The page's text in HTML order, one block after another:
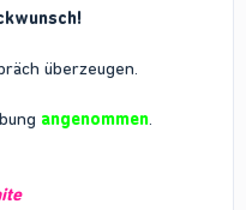
überzeugen.
angenommen.